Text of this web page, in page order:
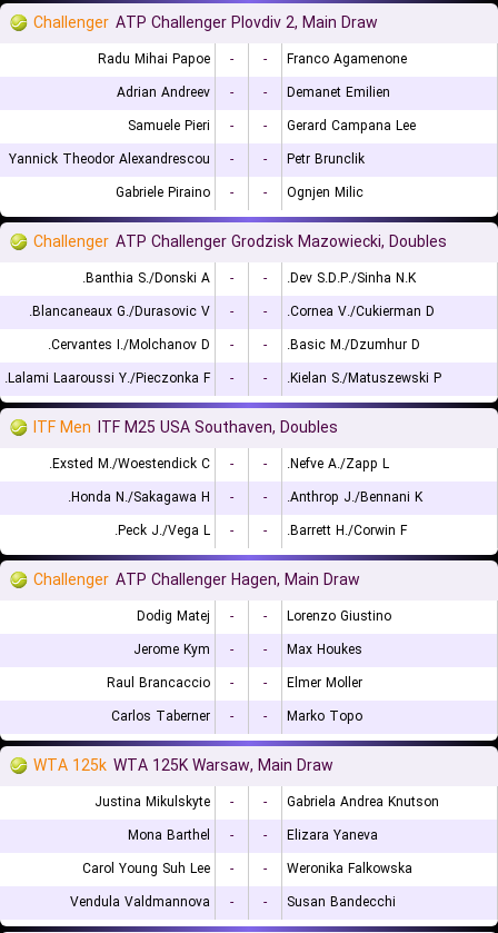
Challenger ATP Challenger Plovdiv 2, Main Draw
Radu Mihai Papoe - -
Franco Agamenone
Adrian Andreev
- -
Demanet Emilien
Samuele Pieri
- -
Gerard Campana Lee
Yannick Theodor Alexandrescou
- -
Petr Brunclik
Gabriele Piraino
- - Ognjen Milic
Challenger ATP Challenger Grodzisk Mazowiecki, Doubles
Banthia S./Donski A. - -
Dev S.D.P./Sinha N.K.
Blancaneaux G./Durasovic V.
- -
Cornea V./Cukierman D.
Cervantes I./Molchanov D.
- -
Basic M./Dzumhur D.
Lalami Laaroussi Y./Pieczonka F.
- - Kielan S./Matuszewski P.
ITF Men ITF M25 USA Southaven, Doubles
Exsted M./Woestendick C. - -
Nefve A./Zapp L.
Honda N./Sakagawa H.
- -
Anthrop J./Bennani K.
Peck J./Vega L.
- - Barrett H./Corwin F.
Challenger ATP Challenger Hagen, Main Draw
Dodig Matej - -
Lorenzo Giustino
Jerome Kym
- -
Max Houkes
Raul Brancaccio
- -
Elmer Moller
Carlos Taberner
- - Marko Topo
WTA 125k WTA 125K Warsaw, Main Draw
Justina Mikulskyte - -
Gabriela Andrea Knutson
Mona Barthel
- -
Elizara Yaneva
Carol Young Suh Lee
- -
Weronika Falkowska
Vendula Valdmannova
- - Susan Bandecchi